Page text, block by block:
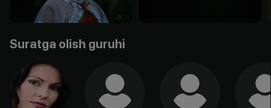
Suratga olish guruhi